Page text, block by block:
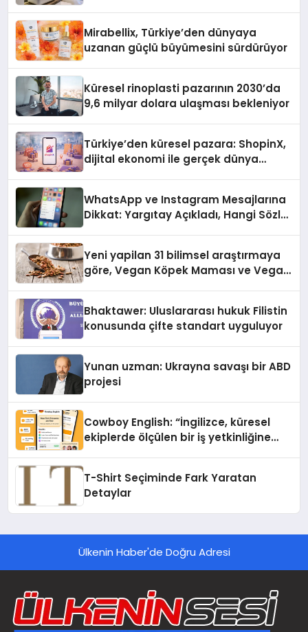
Mirabellix, Türkiye’den dünyaya
uzanan güçlü büyümesini sürdürüyor
Küresel rinoplasti pazarının 2030’da
9,6 milyar dolara ulaşması bekleniyor
Türkiye’den küresel pazara: ShopinX,
dijital ekonomi ile gerçek dünya
WhatsApp ve Instagram Mesajlarına
Dikkat: Yargıtay Açıkladı, Hangi Sözler
Yeni yapilan 31 bilimsel araştırmaya
göre, Vegan Köpek Maması ve Vegan
Bhaktawer: Uluslararası hukuk Filistin
konusunda çifte standart uyguluyor
Yunan uzman: Ukrayna savaşı bir ABD
projesi
Cowboy English: “İngilizce, küresel
ekiplerde ölçülen bir iş yetkinliğine
T-Shirt Seçiminde Fark Yaratan
Detaylar
Ülkenin Haber'de Doğru Adresi